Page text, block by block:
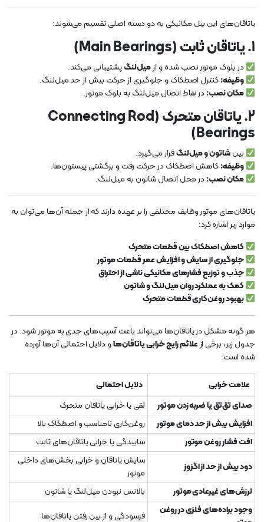
یاتاقان‌های این بیل مکانیکی به دو دسته اصلی تقسیم می‌شوند:
1. یاتاقان ثابت (Main Bearings)
در بلوک موتور نصب شده و ازمیل‌لنگپشتیبانی می‌کند.
وظیفه:کنترل اصطکاک و جلوگیری از حرکت بیش از حد میل‌لنگ.
مکان نصب:در نقاط اتصال میل‌لنگ به بلوک موتور.
2. یاتاقان متحرک (Connecting Rod
Bearings)
بینشاتون و میل‌لنگقرار می‌گیرد.
وظیفه:کاهش اصطکاک در حرکت رفت و برگشتی پیستون‌ها.
مکان نصب:در محل اتصال شاتون به میل‌لنگ.
یاتاقان‌های موتور وظایف مختلفی را بر عهده دارند که از جمله آن‌ها می‌توان به
موارد زیر اشاره کرد:
کاهش اصطکاک بین قطعات متحرک
جلوگیری از سایش و افزایش عمر قطعات موتور
جذب و توزیع فشارهای مکانیکی ناشی از احتراق
کمک به عملکرد روان میل‌لنگ و شاتون
بهبود روغن‌کاری قطعات متحرک
هر گونه مشکل در یاتاقان‌ها می‌تواند باعث آسیب‌های جدی به موتور شود. در
جدول زیر، برخی ازعلائم رایج خرابی یاتاقان‌هاو دلایل احتمالی آن‌ها آورده
شده است:
علامت خرابی
دلایل احتمالی
صدای تق‌تق یا ضربه زدن موتور
لقی یا خرابی یاتاقان متحرک
افزایش بیش از حد دمای موتور
روغن‌کاری نامناسب و اصطکاک بالا
افت فشار روغن موتور
ساییدگی یا خرابی یاتاقان‌های ثابت
دود بیش از حد از اگزوز
سایش یاتاقان و خرابی بخش‌های داخلی
موتور
لرزش‌های غیرعادی موتور
بالانس نبودن میل‌لنگ یا شاتون
وجود براده‌های فلزی در روغن
فرسودگی و از بین رفتن یاتاقان‌ها